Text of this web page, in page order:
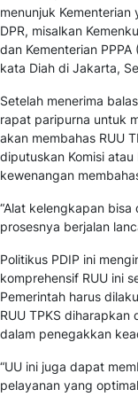
menunjuk
DPR, misalkan
dan Kementerian
kata Diah di Jakarta,
Setelah menerima
rapat paripurna untuk
akan membahas RUU
diputuskan Komisi
kewenangan
“Alat kelengkapan bisa
prosesnya berjalan
Politikus PDIP ini
komprehensif RUU ini
Pemerintah harus
RUU TPKS
dalam penegakkan
“UU ini juga dapat
pelayanan yang